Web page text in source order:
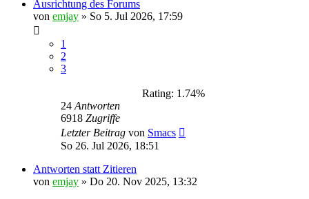
Ausrichtung des Forums
von emjay » So 5. Jul 2026, 17:59
1
2
3
Rating: 1.74%
24 Antworten
6918 Zugriffe
Letzter Beitrag von Smacs
So 26. Jul 2026, 18:51
Antworten statt Zitieren
von emjay » Do 20. Nov 2025, 13:32